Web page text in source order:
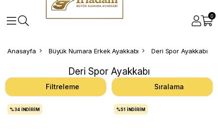
0
Anasayfa Büyük Numara Erkek Ayakkabı Deri Spor Ayakkabı
Deri Spor Ayakkabı
Filtreleme Sıralama
%34 İNDIRIM %51 İNDIRIM